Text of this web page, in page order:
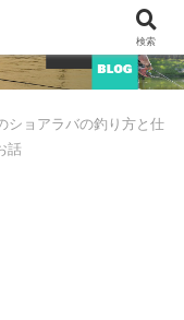
ショアラバの釣り方と仕
話
検索